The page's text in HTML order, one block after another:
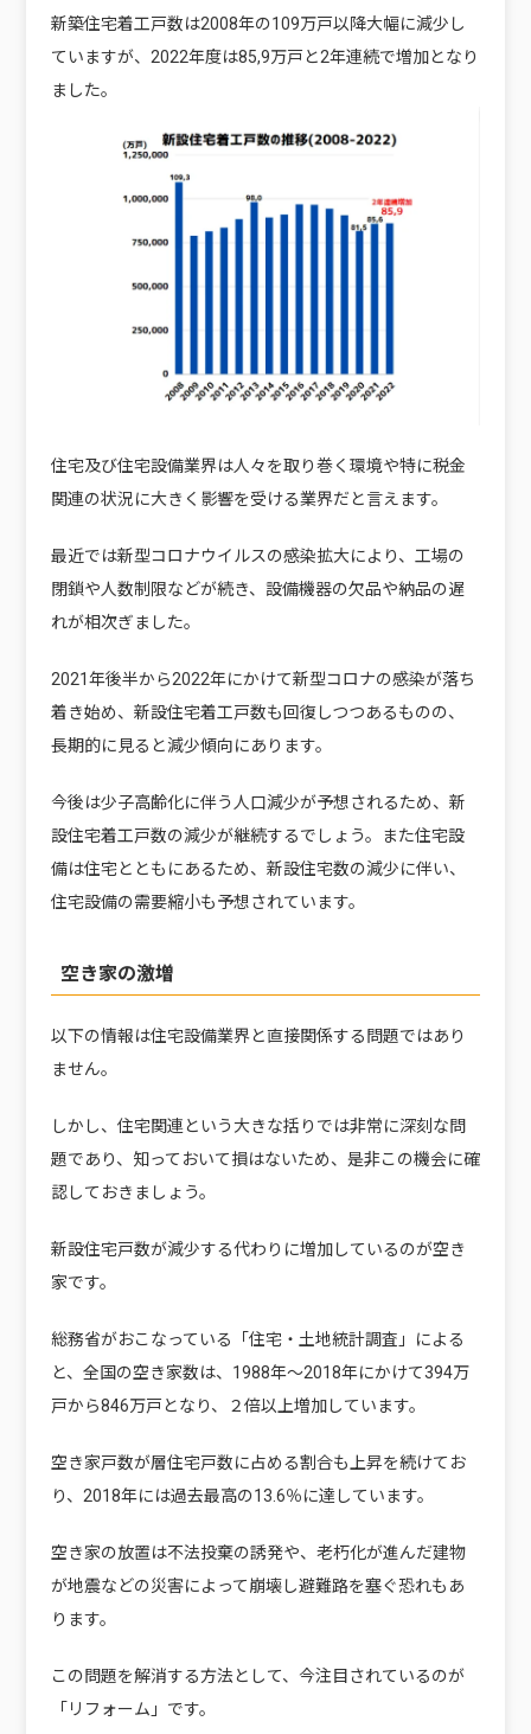
新築住宅着工戸数は2008年の109万戸以降大幅に減少し
ていますが、2022年度は85,9万戸と2年連続で増加となり
ました。
住宅及び住宅設備業界は人々を取り巻く環境や特に税金
関連の状況に大きく影響を受ける業界だと言えます。
最近では新型コロナウイルスの感染拡大により、工場の
閉鎖や人数制限などが続き、設備機器の欠品や納品の遅
れが相次ぎました。
2021年後半から2022年にかけて新型コロナの感染が落ち
着き始め、新設住宅着工戸数も回復しつつあるものの、
長期的に見ると減少傾向にあります。
今後は少子高齢化に伴う人口減少が予想されるため、新
設住宅着工戸数の減少が継続するでしょう。また住宅設
備は住宅とともにあるため、新設住宅数の減少に伴い、
住宅設備の需要縮小も予想されています。
空き家の激増
以下の情報は住宅設備業界と直接関係する問題ではあり
ません。
しかし、住宅関連という大きな括りでは非常に深刻な問
題であり、知っておいて損はないため、是非この機会に確
認しておきましょう。
新設住宅戸数が減少する代わりに増加しているのが空き
家です。
総務省がおこなっている「住宅・土地統計調査」による
と、全国の空き家数は、1988年～2018年にかけて394万
戸から846万戸となり、２倍以上増加しています。
空き家戸数が層住宅戸数に占める割合も上昇を続けてお
り、2018年には過去最高の13.6％に達しています。
空き家の放置は不法投棄の誘発や、老朽化が進んだ建物
が地震などの災害によって崩壊し避難路を塞ぐ恐れもあ
ります。
この問題を解消する方法として、今注目されているのが
「リフォーム」です。